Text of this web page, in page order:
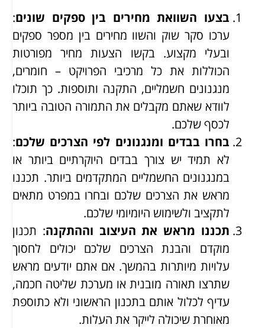
בצעו השוואת מחירים בין ספקים שונים:
ערכו סקר שוק והשוו מחירים בין מספר ספקים
ובעלי מקצוע. בקשו הצעות מחיר מפורטות
הכוללות את כל מרכיבי הפרויקט – חומרים,
מנגנונים חשמליים, התקנה ותוספות. כך תוכלו
לוודא שאתם מקבלים את התמורה הטובה ביותר
לכסף שלכם.
בחרו בבדים ומנגנונים לפי הצרכים שלכם:
לא תמיד יש צורך בבדים היוקרתיים ביותר או
במנגנונים החשמליים המתקדמים ביותר. תכננו
מראש את הצרכים שלכם ובחרו במפרט מתאים
לתקציב ולשימוש היומיומי שלכם.
תכננו מראש את העיצוב וההתקנה: תכנון
מוקדם והבנת הצרכים שלכם יכולים לחסוך
עלויות מיותרות בהמשך. אם אתם יודעים מראש
שתרצו תאורה מובנית או מערכת שליטה חכמה,
עדיף לכלול אותם בתכנון הראשוני ולא כתוספת
מאוחרת שיכולה לייקר את העלות.